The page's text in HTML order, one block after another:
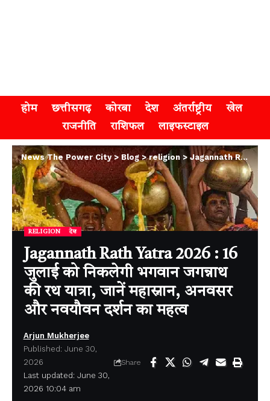
होम छत्तीसगढ़ कोरबा देश अंतर्राष्ट्रीय
खेल
राजनीति
राशिफल लाइफस्टाइल
News The Power City>Blog>religion > Jagannath Rath Yatra 2026 : 16 जुलाई को निकलेगी भगवान जगन्नाथ की रथ यात्रा, जानें महास्नान, अनवसर और नवयौवन दर्शन का महत्व
RELIGION देश
Jagannath Rath Yatra 2026 : 16
जुलाई को निकलेगी भगवान जगन्नाथ
की रथ यात्रा, जानें महास्नान, अनवसर
और नवयौवन दर्शन का महत्व
Last updated: June 30,
2026 10:04 am
Arjun Mukherjee
Published: June 30,
2026
Share